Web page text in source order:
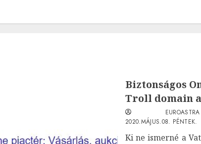
Biztonságos
Troll domain
2020.MÁJUS.08. PÉNTEK.
Ki ne ismerné a